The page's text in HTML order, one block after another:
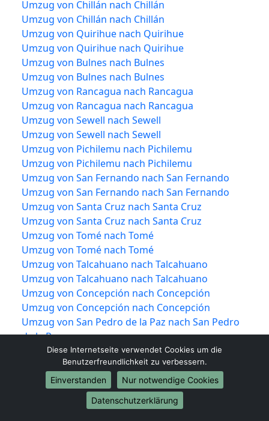
Umzug von Chillán nach Chillán
Umzug von Chillán nach Chillán
Umzug von Quirihue nach Quirihue
Umzug von Quirihue nach Quirihue
Umzug von Bulnes nach Bulnes
Umzug von Bulnes nach Bulnes
Umzug von Rancagua nach Rancagua
Umzug von Rancagua nach Rancagua
Umzug von Sewell nach Sewell
Umzug von Sewell nach Sewell
Umzug von Pichilemu nach Pichilemu
Umzug von Pichilemu nach Pichilemu
Umzug von San Fernando nach San Fernando
Umzug von San Fernando nach San Fernando
Umzug von Santa Cruz nach Santa Cruz
Umzug von Santa Cruz nach Santa Cruz
Umzug von Tomé nach Tomé
Umzug von Tomé nach Tomé
Umzug von Talcahuano nach Talcahuano
Umzug von Talcahuano nach Talcahuano
Umzug von Concepción nach Concepción
Umzug von Concepción nach Concepción
Umzug von San Pedro de la Paz nach San Pedro
de la Paz
Umzug von San Pedro de la Paz nach San Pedro
Umzug von Chiguayante nach Chiguayante
Umzug von Chiguayante nach Chiguayante
Umzug von Coronel nach Coronel
Diese Internetseite verwendet Cookies um die
Benutzerfreundlichkeit zu verbessern.
Einverstanden
Nur notwendige Cookies
Datenschutzerklärung